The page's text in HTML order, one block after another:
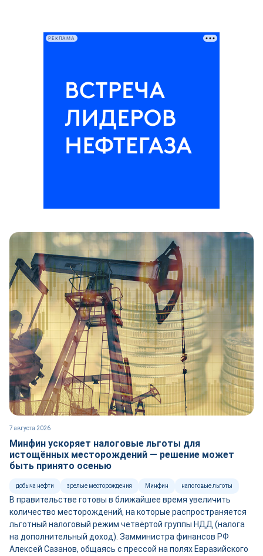
7 августа 2026
Минфин ускоряет налоговые льготы для
истощённых месторождений — решение может
быть принято осенью
добыча нефти зрелые месторождения Минфин налоговые льготы
В правительстве готовы в ближайшее время увеличить
количество месторождений, на которые распространяется
льготный налоговый режим четвёртой группы НДД (налога
на дополнительный доход). Замминистра финансов РФ
Алексей Сазанов, общаясь с прессой на полях Евразийского
РЕКЛАМА